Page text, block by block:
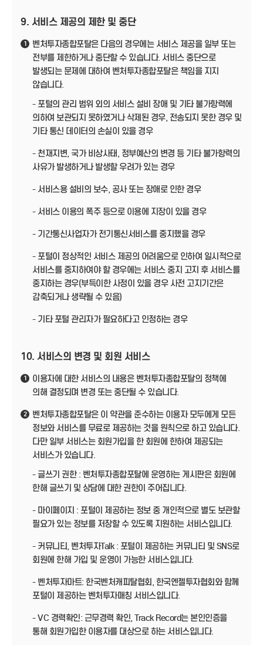
9. 서비스 제공의 제한 및 중단
1
벤처투자종합포탈은 다음의 경우에는 서비스 제공을 일부 또는
전부를 제한하거나 중단할 수 있습니다. 서비스 중단으로
발생되는 문제에 대하여 벤처투자종합포탈은 책임을 지지
않습니다.
- 포털의 관리 범위 외의 서비스 설비 장애 및 기타 불가항력에
의하여 보관되지 못하였거나 삭제된 경우, 전송되지 못한 경우 및
기타 통신 데이터의 손실이 있을 경우
- 천재지변, 국가 비상사태, 정부예산의 변경 등 기타 불가항력의
사유가 발생하거나 발생할 우려가 있는 경우
- 서비스용 설비의 보수, 공사 또는 장애로 인한 경우
- 서비스 이용의 폭주 등으로 이용에 지장이 있을 경우
- 기간통신사업자가 전기통신서비스를 중지했을 경우
- 포털이 정상적인 서비스 제공의 어려움으로 인하여 일시적으로
서비스를 중지하여야 할 경우에는 서비스 중지 고지 후 서비스를
중지하는 경우(부득이한 사정이 있을 경우 사전 고지기간은
감축되거나 생략될 수 있음)
- 기타 포털 관리자가 필요하다고 인정하는 경우
10. 서비스의 변경 및 회원 서비스
1
이용자에 대한 서비스의 내용은 벤처투자종합포탈의 정책에
의해 결정되며 변경 또는 중단될 수 있습니다.
2
벤처투자종합포탈은 이 약관을 준수하는 이용자 모두에게 모든
정보와 서비스를 무료로 제공하는 것을 원칙으로 하고 있습니다.
다만 일부 서비스는 회원가입을 한 회원에 한하여 제공되는
서비스가 있습니다.
- 글쓰기 권한 : 벤처투자종합포탈에 운영하는 게시판은 회원에
한해 글쓰기 및 상담에 대한 권한이 주어집니다.
- 마이페이지 : 포털이 제공하는 정보 중 개인적으로 별도 보관할
필요가 있는 정보를 저장할 수 있도록 지원하는 서비스입니다.
- 커뮤니티, 벤처투자Talk : 포털이 제공하는 커뮤니티 및 SNS로
회원에 한해 가입 및 운영이 가능한 서비스입니다.
- 벤처투자마트: 한국벤처캐피탈협회, 한국엔젤투자협회와 함께
포털이 제공하는 벤처투자매칭 서비스입니다.
- VC 경력확인: 근무경력 확인, Track Record는 본인인증을
통해 회원가입한 이용자를 대상으로 하는 서비스입니다.